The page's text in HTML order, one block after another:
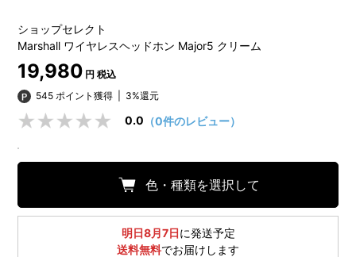
ショップセレクト
Marshall ワイヤレスヘッドホン Major5 クリーム
19,980 円 税込
545 ポイント獲得
3%還元
0.0 （0件のレビュー）
色・種類を選択して
明日8月7日に発送予定
送料無料でお届けします